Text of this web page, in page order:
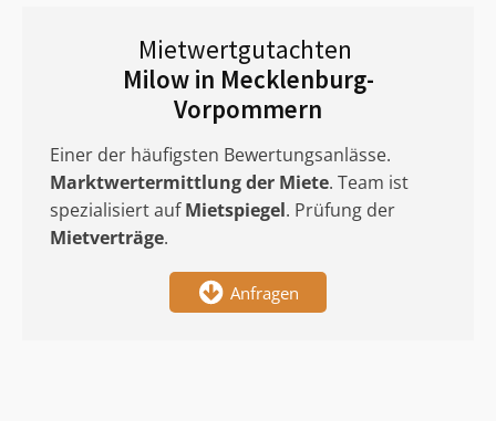
Mietwertgutachten
Milow in Mecklenburg-
Vorpommern
Einer der häufigsten Bewertungsanlässe.
Marktwertermittlungder Miete. Team ist
spezialisiert aufMietspiegel. Prüfung der
Mietverträge.
Anfragen